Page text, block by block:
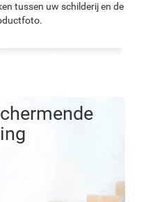
tussen uw schilderij en de